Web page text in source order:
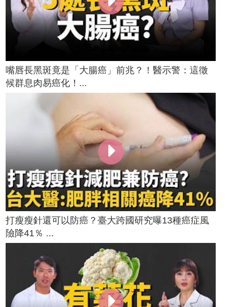
嘴唇長黑斑竟是「大腸癌」前兆？！醫示警：這徵
候群息肉易癌化！...
打瘦瘦針還可以防癌？臺大跨國研究曝13種癌症風
險降41％ ...